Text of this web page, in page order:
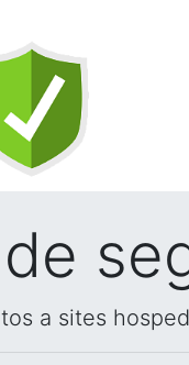
a sites